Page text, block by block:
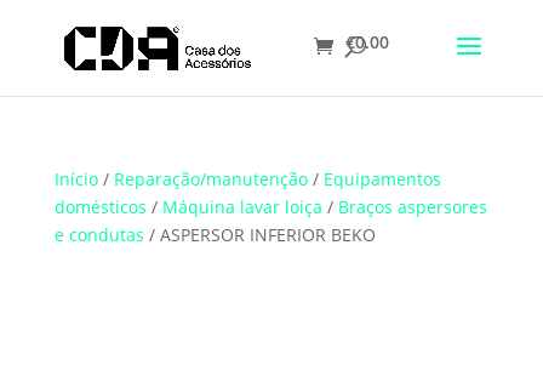
Translate
€0.00
Início/ Reparação/manutenção/ Equipamentos
domésticos / Máquina lavar loiça / Braços aspersores
e condutas / ASPERSOR INFERIOR BEKO